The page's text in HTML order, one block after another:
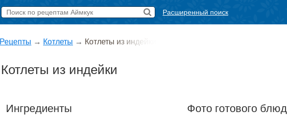
Расширенный поиск
Рецепты → Котлеты → Котлеты из индейки
Котлеты из индейки
Ингредиенты Фото готового